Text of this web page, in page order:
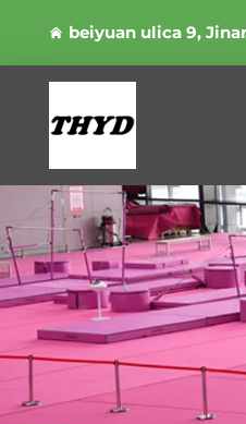
beiyuan ulica 9,